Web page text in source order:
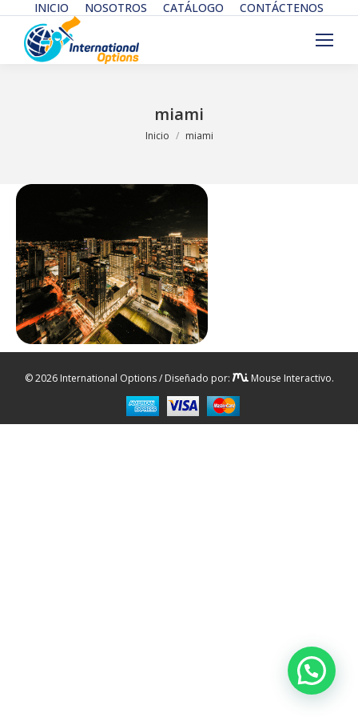
INICIO NOSOTROS CATÁLOGO CONTÁCTENOS
miami
Estás aquí:
Inicio miami
© 2026 International Options / Diseñado por: Mouse Interactivo.